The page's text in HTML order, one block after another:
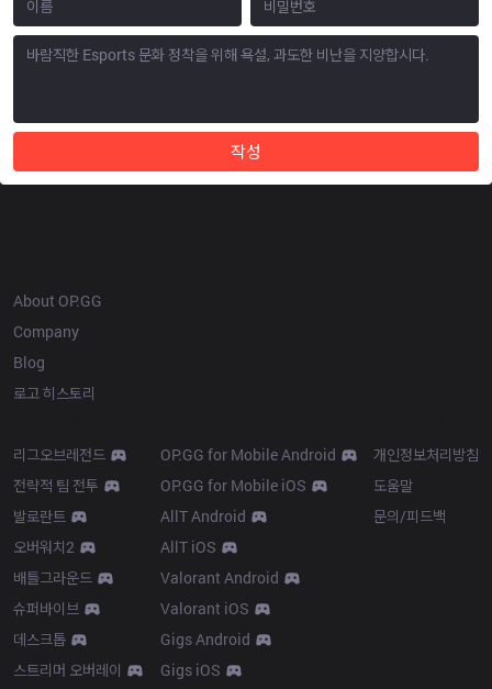
작성
About OP.GG
Company
Blog
로고 히스토리
리그오브레전드
전략적 팀 전투
발로란트
오버워치2
배틀그라운드
슈퍼바이브
데스크톱
스트리머 오버레이
OP.GG for Mobile Android
OP.GG for Mobile iOS
AllT Android
AllT iOS
Valorant Android
Valorant iOS
Gigs Android
Gigs iOS
개인정보처리방침
도움말
문의/피드백